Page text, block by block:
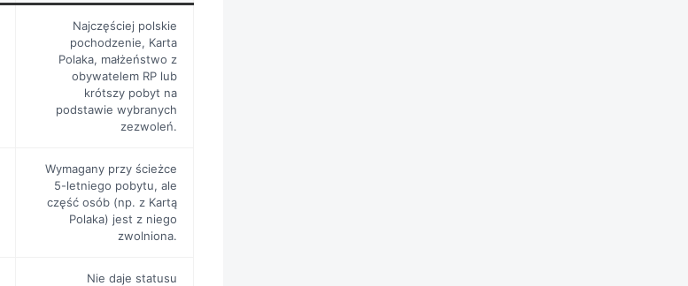
Najczęściej polskie
pochodzenie, Karta
Polaka, małżeństwo z
obywatelem RP lub
krótszy pobyt na
podstawie wybranych
zezwoleń.
Wymagany przy ścieżce
5-letniego pobytu, ale
część osób (np. z Kartą
Polaka) jest z niego
zwolniona.
Nie daje statusu